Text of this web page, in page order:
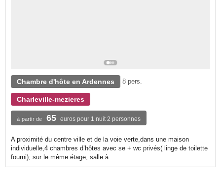
Chambre d'hôte en Ardennes 8 pers.
Charleville-mezieres
à partir de 65 euros pour 1 nuit 2 personnes
A proximité du centre ville et de la voie verte,dans une maison
individuelle,4 chambres d’hôtes avec se + wc privés( linge de toilette
fourni); sur le même étage, salle à...